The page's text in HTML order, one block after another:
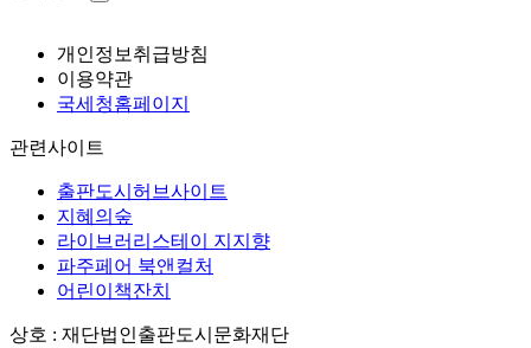
개인정보취급방침
이용약관
국세청홈페이지
관련사이트
출판도시허브사이트
지혜의숲
라이브러리스테이 지지향
파주페어 북앤컬처
어린이책잔치
상호 : 재단법인출판도시문화재단